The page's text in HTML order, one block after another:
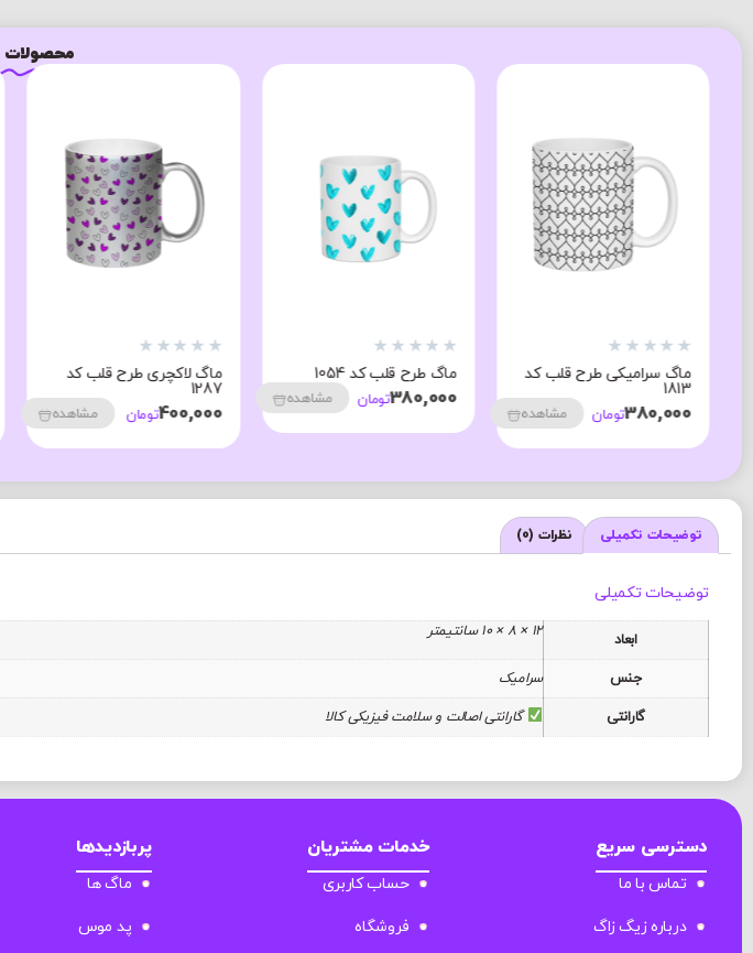
محصولات
★
★
★
★
★
ماگ سرامیکی طرح قلب کد
1813
380,000تومان مشاهده
★
★
★
★
★
ماگ طرح قلب کد 1054
380,000تومان مشاهده
★
★
★
★
★
ماگ لاکچری طرح قلب کد
1287
400,000تومان مشاهده
توضیحات تکمیلی نظرات (0)
توضیحات تکمیلی
ابعاد 12 × 8 × 10 سانتیمتر
جنس
سرامیک
گارانتی
گارانتی اصالت و سلامت فیزیکی کالا
دسترسی سریع
تماس با ما
درباره زیگ زاگ
خدمات مشتریان
حساب کاربری
فروشگاه
پربازدیدها
ماگ ها
پد موس